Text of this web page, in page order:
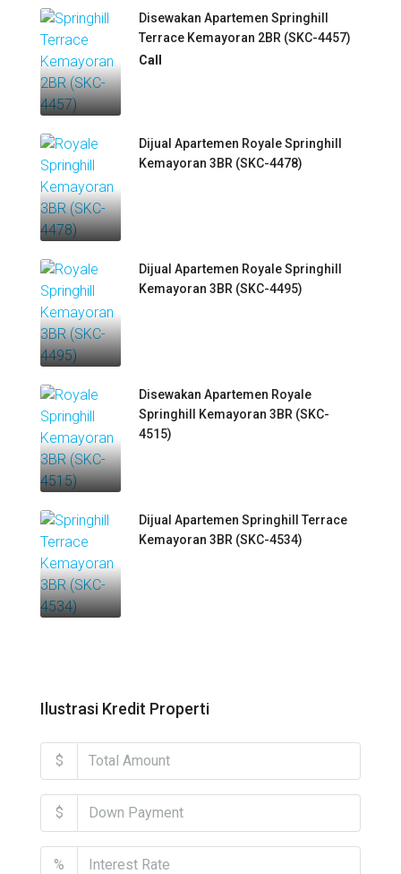
Disewakan Apartemen Springhill
Terrace Kemayoran 2BR (SKC-4457)
Call
Dijual Apartemen Royale Springhill
Kemayoran 3BR (SKC-4478)
Dijual Apartemen Royale Springhill
Kemayoran 3BR (SKC-4495)
Disewakan Apartemen Royale
Springhill Kemayoran 3BR (SKC-
4515)
Dijual Apartemen Springhill Terrace
Kemayoran 3BR (SKC-4534)
Ilustrasi Kredit Properti
$
$
%